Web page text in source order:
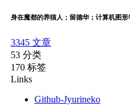
身在魔都的养猫人；留德华；计算机图
3345 文章
53 分类
170 标签
Links
Github-Jyurineko